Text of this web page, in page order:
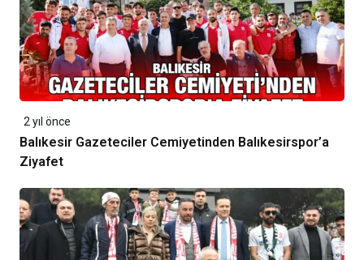
2 yıl önce
Balıkesir Gazeteciler Cemiyetinden Balıkesirspor’a
Ziyafet